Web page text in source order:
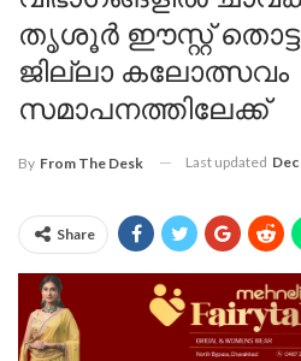
തൃശൂർ ഈസ്റ്റ്‌ തൊട്ടു
ജില്ലാ കലോത്സവം
സമാപനത്തിലേക്ക്
By From The Desk Last updated
Share